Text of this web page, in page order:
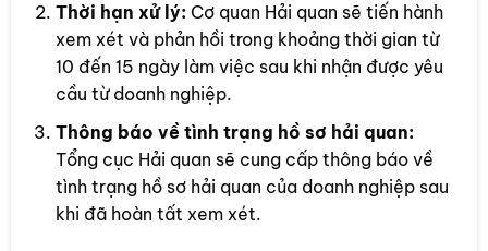
Thời hạn xử lý: Cơ quan Hải quan sẽ tiến hành
xem xét và phản hồi trong khoảng thời gian từ
10 đến 15 ngày làm việc sau khi nhận được yêu
cầu từ doanh nghiệp.
Thông báo về tình trạng hồ sơ hải quan:
Tổng cục Hải quan sẽ cung cấp thông báo về
tình trạng hồ sơ hải quan của doanh nghiệp sau
khi đã hoàn tất xem xét.